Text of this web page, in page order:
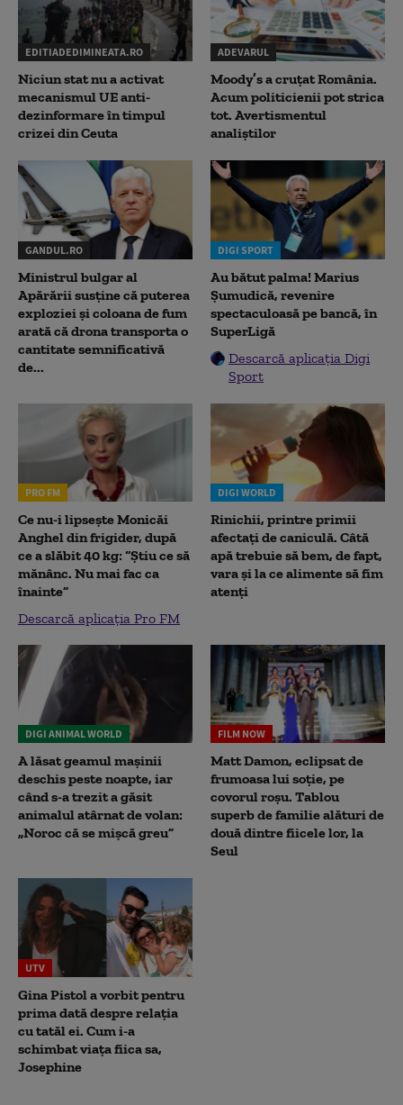
EDITIADEDIMINEATA.RO
Niciun stat nu a activat
mecanismul UE anti-
dezinformare în timpul
crizei din Ceuta
ADEVARUL
Moody’s a cruțat România.
Acum politicienii pot strica
tot. Avertismentul
analiștilor
GANDUL.RO
Ministrul bulgar al
Apărării susține că puterea
exploziei și coloana de fum
arată că drona transporta o
cantitate semnificativă
de...
DIGI SPORT
Au bătut palma! Marius
Șumudică, revenire
spectaculoasă pe bancă, în
SuperLigă
Descarcă aplicația Digi
Sport
PRO FM
Ce nu-i lipsește Monicăi
Anghel din frigider, după
ce a slăbit 40 kg: “Știu ce să
mănânc. Nu mai fac ca
înainte”
Descarcă aplicația Pro FM
DIGI WORLD
Rinichii, printre primii
afectați de caniculă. Câtă
apă trebuie să bem, de fapt,
vara și la ce alimente să fim
atenți
DIGI ANIMAL WORLD
A lăsat geamul mașinii
deschis peste noapte, iar
când s-a trezit a găsit
animalul atârnat de volan:
„Noroc că se mișcă greu”
FILM NOW
Matt Damon, eclipsat de
frumoasa lui soție, pe
covorul roșu. Tablou
superb de familie alături de
două dintre fiicele lor, la
Seul
UTV
Gina Pistol a vorbit pentru
prima dată despre relația
cu tatăl ei. Cum i-a
schimbat viața fiica sa,
Josephine